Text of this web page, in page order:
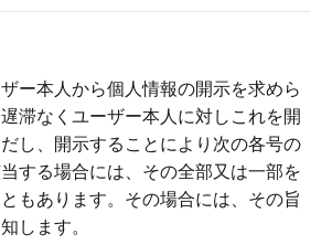
ー本人から個人情報の開示を求めら
滞なくユーザー本人に対しこれを開
し、開示することにより次の各号の
する場合には、その全部又は一部を
もあります。その場合には、その旨
します。